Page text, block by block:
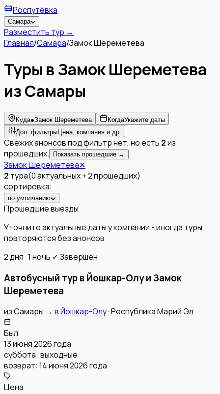
Роспутёвка
Самара
Разместить тур →
Главная/Самара/Замок Шереметева
Туры в Замок Шереметева
из Самары
Куда●Замок Шереметева КогдаУкажите даты
Доп. фильтры Цена, компания и др.
Свежих анонсов под фильтр нет, но есть 2из
прошедших.
Показать прошедшие →
Замок Шереметева✕
2 тура(0актуальных+2прошедших)
сортировка:
по умолчанию
Прошедшие выезды
Уточните актуальные даты у компании - иногда туры
повторяются без анонсов
2 дня · 1 ночь ✓ Завершён
Автобусный тур в Йошкар-Олу и Замок
Шереметева
изСамары → вЙошкар-Олу·Республика Марий Эл
Был
13 июня 2026 года
суббота · выходные
возврат: 14 июня 2026 года
Цена